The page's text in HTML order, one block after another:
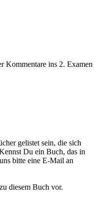
Kommentare ins 2. Examen
gelistet sein, die sich
Du ein Buch, das in
bitte eine E-Mail an
diesem Buch vor.